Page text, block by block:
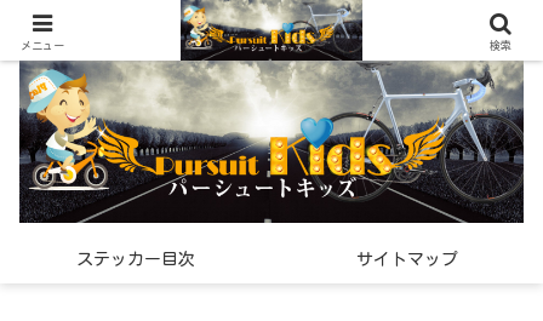
世界中で見つけた「希少なスポーツ雑貨」の紹介メディア
ステッカー目次 サイトマップ
メニュー 検索